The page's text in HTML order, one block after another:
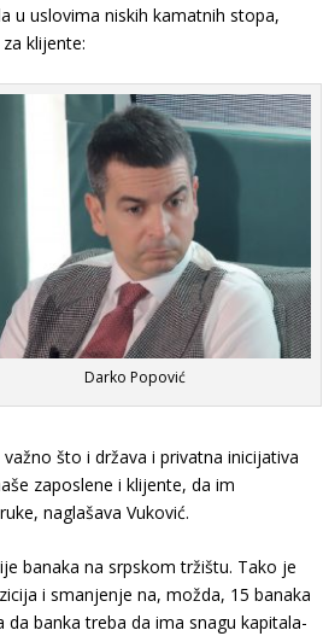
u uslovima niskih kamatnih stopa,
klijente:
Darko Popović
što i država i privatna inicijativa
zaposlene i klijente, da im
naglašava Vuković.
banaka na srpskom tržištu. Tako je
i smanjenje na, možda, 15 banaka
banka treba da ima snagu kapitala-